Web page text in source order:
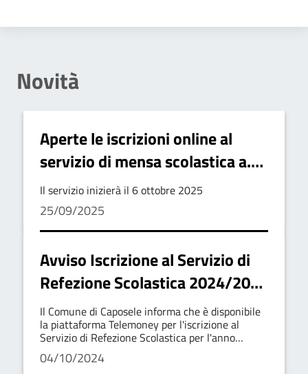
Novità
Aperte le iscrizioni online al
servizio di mensa scolastica a.s.
2025/2026
Il servizio inizierà il 6 ottobre 2025
25/09/2025
Avviso Iscrizione al Servizio di
Refezione Scolastica 2024/2025
- Comune di Caposele
Il Comune di Caposele informa che è disponibile
la piattaforma Telemoney per l'iscrizione al
Servizio di Refezione Scolastica per l'anno
2024/2025.
04/10/2024